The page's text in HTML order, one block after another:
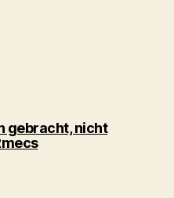
gebracht, nicht
sagt: